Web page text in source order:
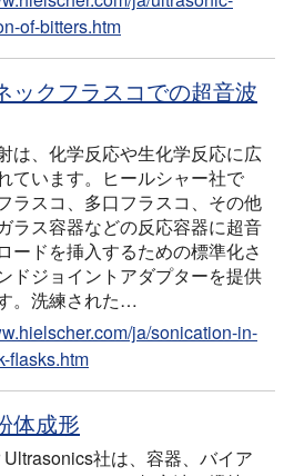
of-bitters.htm
ックフラスコでの超音波
は、化学反応や生化学反応に広
ています。ヒールシャー社で
ラスコ、多口フラスコ、その他
ラス容器などの反応容器に超音
ードを挿入するための標準化さ
ドジョイントアダプターを提供
。洗練された…
ja/sonication-in-
flasks.htm
体成形
社は、容器、バイア